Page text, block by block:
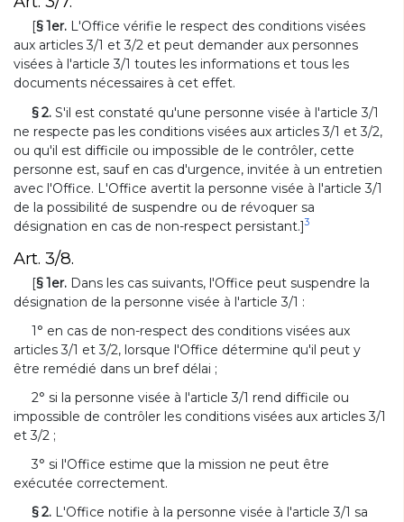
[§ 1er. L'Office vérifie le respect des conditions visées
aux articles 3/1 et 3/2 et peut demander aux personnes
visées à l'article 3/1 toutes les informations et tous les
documents nécessaires à cet effet.
§ 2. S'il est constaté qu'une personne visée à l'article 3/1
ne respecte pas les conditions visées aux articles 3/1 et 3/2,
ou qu'il est difficile ou impossible de le contrôler, cette
personne est, sauf en cas d'urgence, invitée à un entretien
avec l'Office. L'Office avertit la personne visée à l'article 3/1
de la possibilité de suspendre ou de révoquer sa
désignation en cas de non-respect persistant.]3
Art. 3/8.
[§ 1er. Dans les cas suivants, l'Office peut suspendre la
désignation de la personne visée à l'article 3/1 :
1° en cas de non-respect des conditions visées aux
articles 3/1 et 3/2, lorsque l'Office détermine qu'il peut y
être remédié dans un bref délai ;
2° si la personne visée à l'article 3/1 rend difficile ou
impossible de contrôler les conditions visées aux articles 3/1
et 3/2 ;
3° si l'Office estime que la mission ne peut être
exécutée correctement.
§ 2. L'Office notifie à la personne visée à l'article 3/1 sa